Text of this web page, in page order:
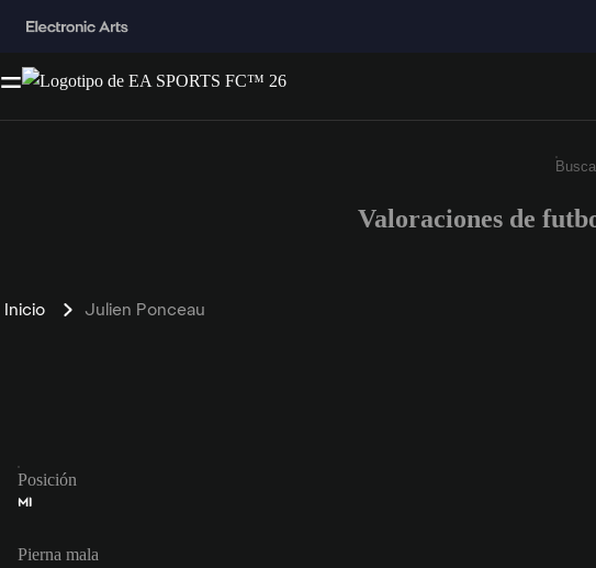
Valoraciones de
Inicio Julien Ponceau
Posición
MI
Pierna mala